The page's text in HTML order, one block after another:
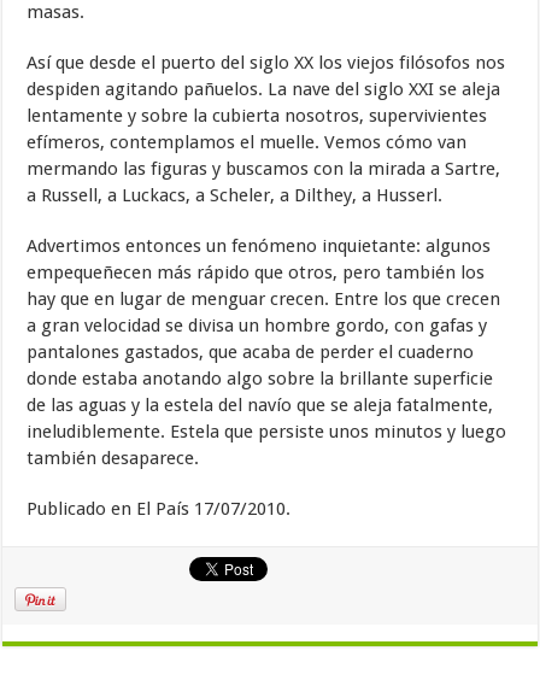
masas.
Así que desde el puerto del siglo XX los viejos filósofos nos
despiden agitando pañuelos. La nave del siglo XXI se aleja
lentamente y sobre la cubierta nosotros, supervivientes
efímeros, contemplamos el muelle. Vemos cómo van
mermando las figuras y buscamos con la mirada a Sartre,
a Russell, a Luckacs, a Scheler, a Dilthey, a Husserl.
Advertimos entonces un fenómeno inquietante: algunos
empequeñecen más rápido que otros, pero también los
hay que en lugar de menguar crecen. Entre los que crecen
a gran velocidad se divisa un hombre gordo, con gafas y
pantalones gastados, que acaba de perder el cuaderno
donde estaba anotando algo sobre la brillante superficie
de las aguas y la estela del navío que se aleja fatalmente,
ineludiblemente. Estela que persiste unos minutos y luego
también desaparece.
Publicado en El País 17/07/2010.